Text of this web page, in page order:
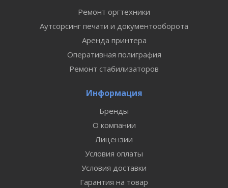
Ремонт оргтехники
Аутсорсинг печати и документооборота
Аренда принтера
Оперативная полиграфия
Ремонт стабилизаторов
Информация
Бренды
О компании
Лицензии
Условия оплаты
Условия доставки
Гарантия на товар